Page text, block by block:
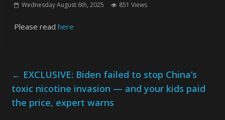
Wednesday August 6th, 2025 851 Views
Please readhere
← EXCLUSIVE: Biden failed to stop China’s
toxic nicotine invasion — and your kids paid
the price, expert warns